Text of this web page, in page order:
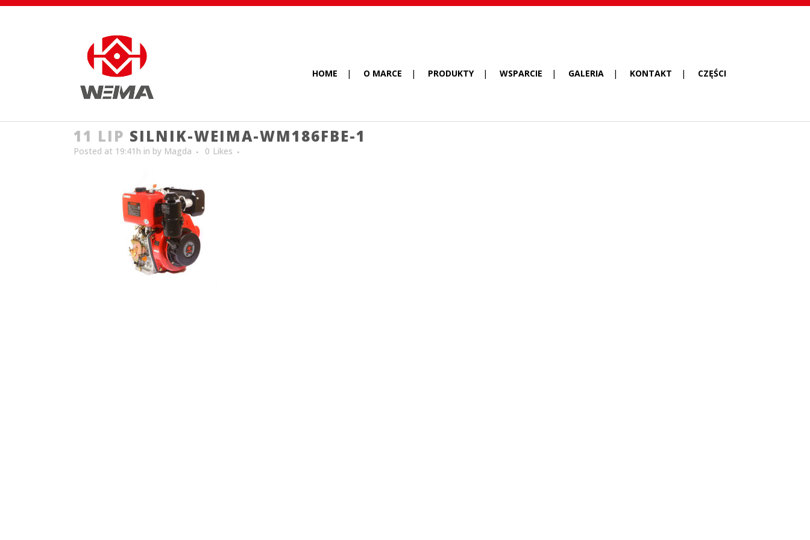
HOME O MARCE PRODUKTY WSPARCIE GALERIA KONTAKT CZĘŚCI
11 LIP SILNIK-WEIMA-WM186FBE-1
Posted at 19:41h in by Magda 0 Likes